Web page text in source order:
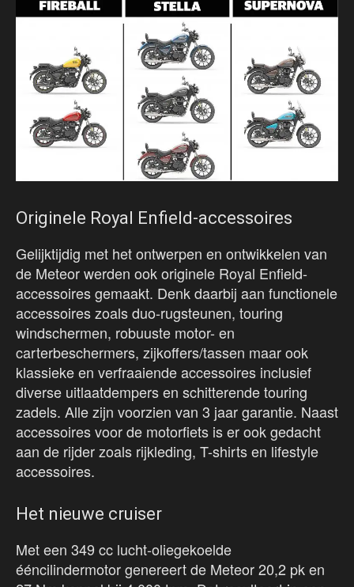
Originele Royal Enfield-accessoires
Gelijktijdig met het ontwerpen en ontwikkelen van
de Meteor werden ook originele Royal Enfield-
accessoires gemaakt. Denk daarbij aan functionele
accessoires zoals duo-rugsteunen, touring
windschermen, robuuste motor- en
carterbeschermers, zijkoffers/tassen maar ook
klassieke en verfraaiende accessoires inclusief
diverse uitlaatdempers en schitterende touring
zadels. Alle zijn voorzien van 3 jaar garantie. Naast
accessoires voor de motorfiets is er ook gedacht
aan de rijder zoals rijkleding, T-shirts en lifestyle
accessoires.
Het nieuwe cruiser
Met een 349 cc lucht-oliegekoelde
ééncilindermotor genereert de Meteor 20,2 pk en